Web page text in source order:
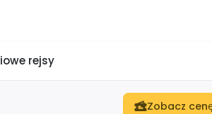
rejsy
Zobacz